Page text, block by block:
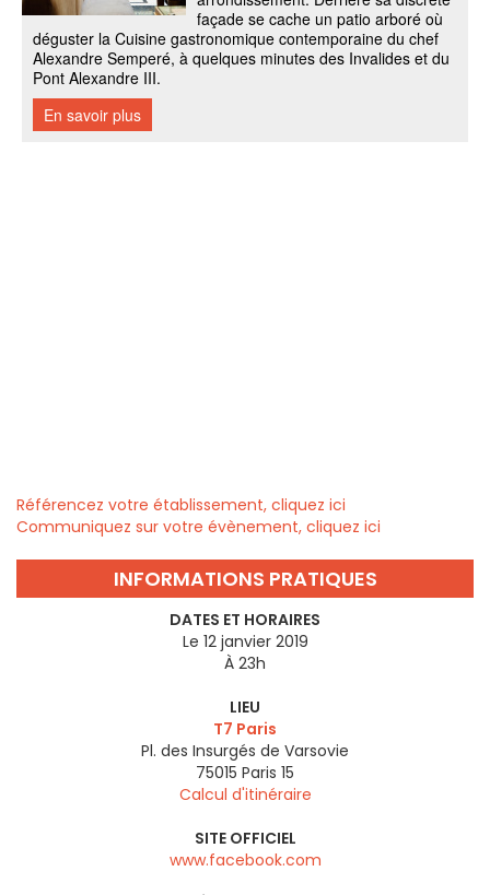
Référencez votre établissement, cliquez ici
Communiquez sur votre évènement, cliquez ici
INFORMATIONS PRATIQUES
DATES ET HORAIRES
Le 12 janvier 2019
À 23h
LIEU
T7 Paris
Pl. des Insurgés de Varsovie
75015 Paris 15
Calcul d'itinéraire
SITE OFFICIEL
www.facebook.com